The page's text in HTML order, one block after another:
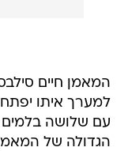
המאמן חיים
למערך איתו
עם שלושה בלמים
הגדולה של